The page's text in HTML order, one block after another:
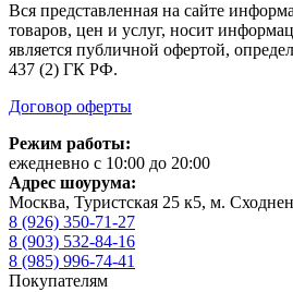
Вся представленная на сайте
товаров, цен и услуг, носит
является публичной офертой,
437 (2) ГК РФ.
Договор оферты
Режим работы:
ежедневно с 10:00 до 20:00
Адрес шоурума:
Москва, Туристская 25 к5, м.
8 (926) 350-71-27
8 (903) 532-84-16
8 (985) 996-74-41
Покупателям